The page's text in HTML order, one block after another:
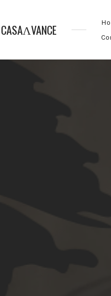
CASAɅVANCE
aVance…